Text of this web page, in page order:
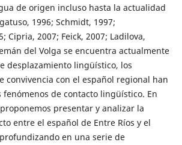
de origen incluso hasta la actualidad
1996; Schmidt, 1997;
Cipria, 2007; Feick, 2007; Ladilova,
del Volga se encuentra actualmente
desplazamiento lingüístico, los
convivencia con el español regional han
de contacto lingüístico. En
presentar y analizar la
entre el español de Entre Ríos y el
en una serie de